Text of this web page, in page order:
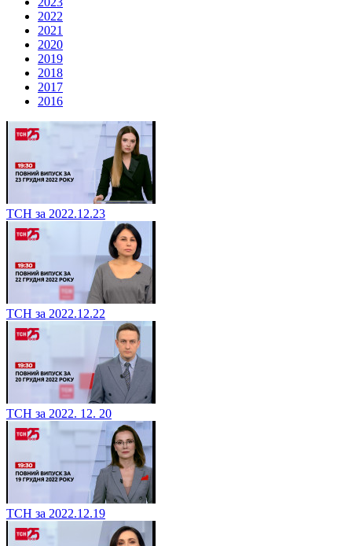
2022
2021
2020
2019
2018
2017
2016
ТСН за 2022.12.23
ТСН за 2022.12.22
ТСН за 2022. 12. 20
ТСН за 2022.12.19